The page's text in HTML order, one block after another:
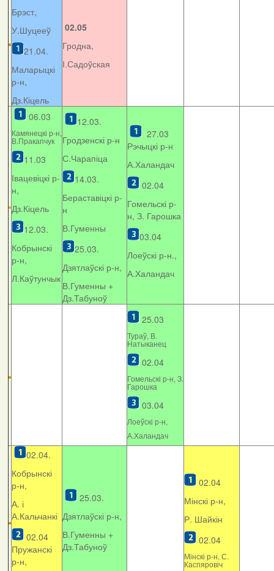
Брэст,
У.Шуцееў
21.04.
Маларыцкі
р-н,
Дз.Кіцель
02.05
Гродна,
І.Садоўская
06.03
Камянецкі р-н,
В.Пракапчук
11.03
Івацевіцкі р-
н,
Дз.Кіцель
12.03.
Кобрынскі
р-н,
Л.Каўтунчык
12.03.
Гродзенскі р-н
С.Чарапіца
14.03.
Бераставіцкі р-
н
В.Гуменны
25.03.
Дзятлаўскі р-н,
В.Гуменны +
Дз.Табуноў
27.03
Рэчыцкі р-н
А.Халандач
02.04
Гомельскі р-
н, З. Гарошка
03.04
Лоеўскі р-н.,
А.Халандач
25.03
Тураў, В.
Натыканец
02.04
Гомельскі р-н, З.
Гарошка
03.04
Лоеўскі р-н,
А.Халандач
02.04.
Кобрынскі
р-н,
А. і
А.Кальчанкі
02.04
Пружанскі
р-н,
25.03.
Дзятлаўскі р-н,
В.Гуменны +
Дз.Табуноў
02.04
Мінскі р-н,
Р. Шайкін
02.04
Мінскі р-н, С.
Каспяровіч